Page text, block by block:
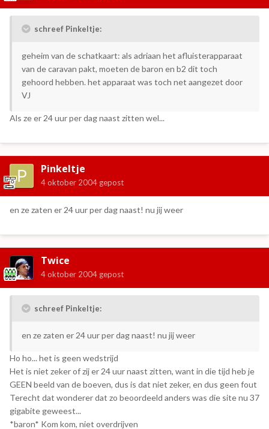
schreef Pinkeltje:
geheim van de schatkaart: als adriaan het afluisterapparaat
van de caravan pakt, moeten de baron en b2 dit toch
gehoord hebben. het apparaat was toch net aangezet door
VJ
Als ze er 24 uur per dag naast zitten wel...
Pinkeltje
4 oktober 2004 gepost
en ze zaten er 24 uur per dag naast! nu jij weer
Twice
4 oktober 2004 gepost
schreef Pinkeltje:
en ze zaten er 24 uur per dag naast! nu jij weer
Ho ho... het is geen wedstrijd
Het is niet zeker of zij er 24 uur naast zitten, want in die tijd heb je
GEEN beeld van de boeven, dus is dat niet zeker, en dus geen fout
Terecht dat wonderer dat zo beoordeeld anders was die site nu 37
gigabite geweest...
*baron* Kom kom, niet overdrijven